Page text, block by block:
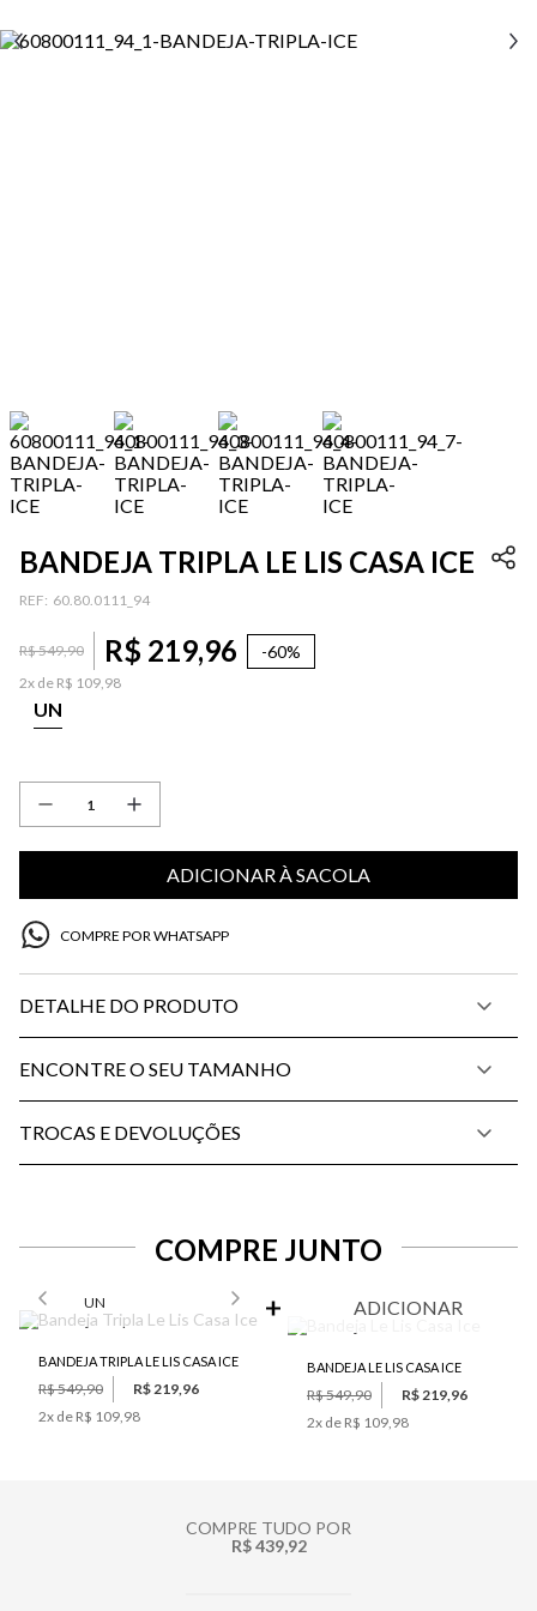
BANDEJA TRIPLA LE LIS CASA ICE
: 60.80.0111_94
R$549,90 R$ 219,96 -60%
2x de R$ 109,98
UN
ADICIONAR À SACOLA
COMPRE POR WHATSAPP
DETALHE DO PRODUTO
ENCONTRE O SEU TAMANHO
TROCAS E DEVOLUÇÕES
COMPRE JUNTO
UN
BANDEJA TRIPLA LE LIS CASA ICE
R$ 549,90
R$ 219,96
2x de R$ 109,98
ADICIONAR
BANDEJA LE LIS CASA ICE
R$ 549,90
R$ 219,96
2x de R$ 109,98
COMPRE TUDO POR
R$ 439,92